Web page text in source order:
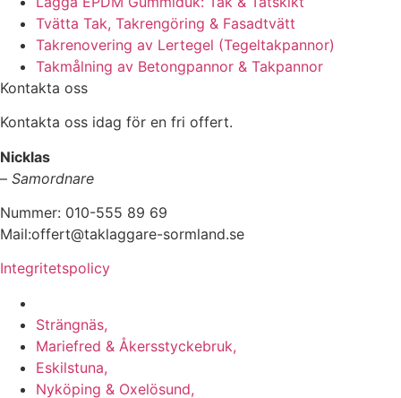
Tvätta Tak, Takrengöring & Fasadtvätt
Takrenovering av Lertegel (Tegeltakpannor)
Takmålning av Betongpannor & Takpannor
Kontakta oss
Kontakta oss idag för en fri offert.
Nicklas
– Samordnare
Nummer: 010-555 89 69
Mail:offert@taklaggare-sormland.se
Integritetspolicy
Strängnäs,
Mariefred & Åkersstyckebruk,
Eskilstuna,
Nyköping & Oxelösund,